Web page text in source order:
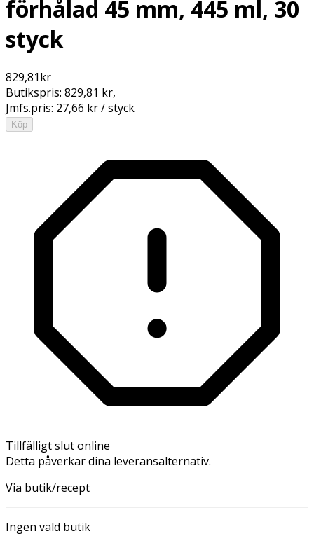
förhålad 45 mm, 445 ml, 30
styck
829,81kr
Butikspris: 829,81 kr,
Jmfs.pris: 27,66 kr / styck
Köp
Tillfälligt slut online
Detta påverkar dina leveransalternativ.
Via butik/recept
Ingen vald butik